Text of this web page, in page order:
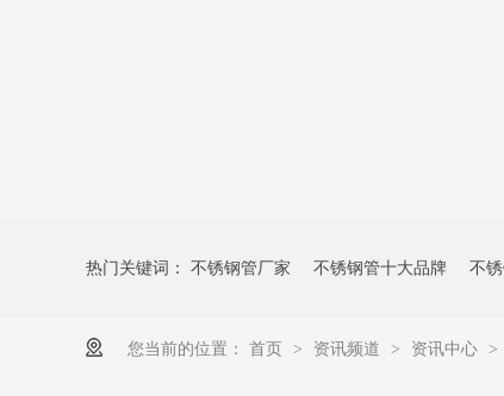
热门关键词： 不锈钢管厂家 不锈钢管十大品牌 不
您当前的位置： 首页 > 资讯频道 > 资讯中心 >